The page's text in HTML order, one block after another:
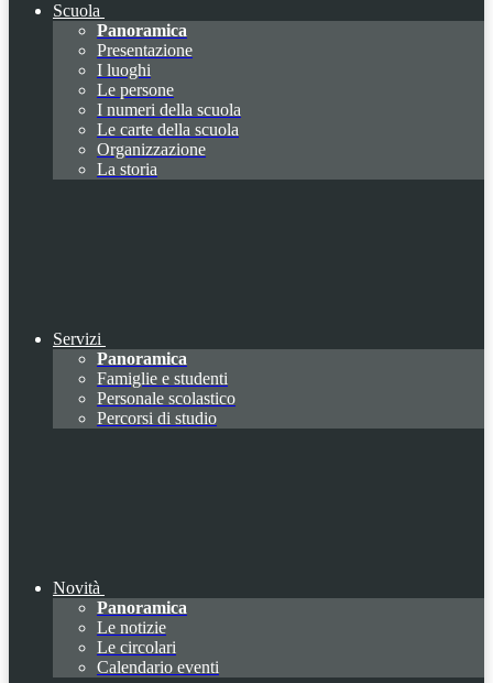
Scuola
Panoramica
Presentazione
I luoghi
Le persone
I numeri della scuola
Le carte della scuola
Organizzazione
La storia
Servizi
Panoramica
Famiglie e studenti
Personale scolastico
Percorsi di studio
Novità
Panoramica
Le notizie
Le circolari
Calendario eventi